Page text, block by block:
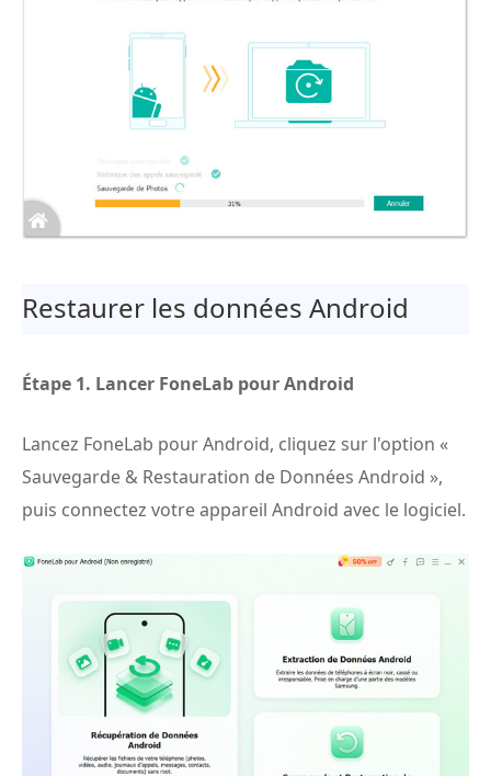
Restaurer les données Android
Étape 1. Lancer FoneLab pour Android
Lancez FoneLab pour Android, cliquez sur l'option «
Sauvegarde & Restauration de Données Android »,
puis connectez votre appareil Android avec le logiciel.